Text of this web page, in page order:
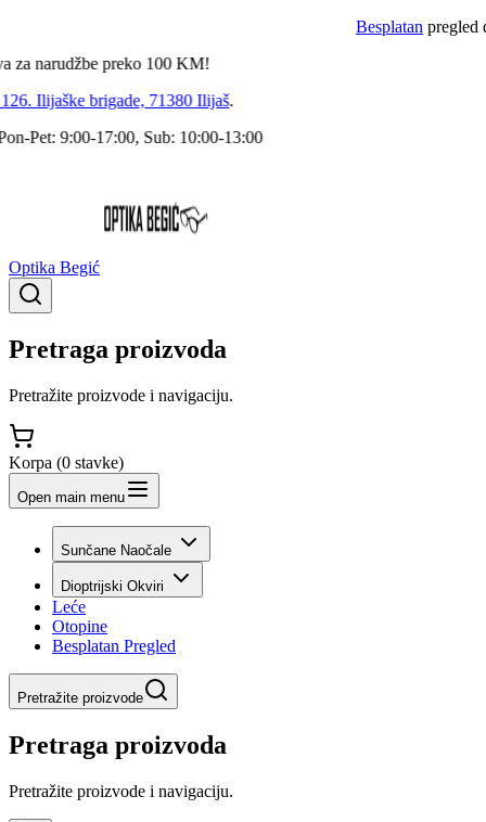
Besplatan pregled
preko 100KM!
Ilijaške brigade, 71380 Ilijaš.
9:00-17:00, Sub: 10:00-13:00
Optika Begić
Pretraga proizvoda
Pretražite proizvode i navigaciju.
Korpa (0 stavke)
Open main menu
Sunčane Naočale
Dioptrijski Okviri
Leće
Otopine
Besplatan Pregled
Pretražite proizvode
Pretraga proizvoda
Pretražite proizvode i navigaciju.